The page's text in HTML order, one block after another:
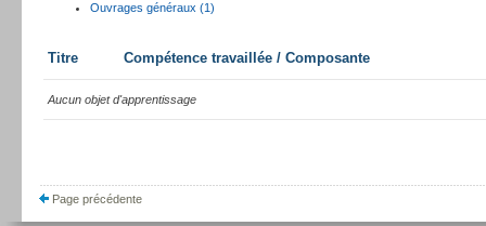
Ouvrages généraux (1)
Titre Compétence travaillée / Composante
Aucun objet d'apprentissage
Page précédente